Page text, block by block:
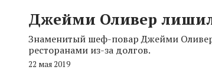
Джейми Оливер
Знаменитый шеф-повар Джейми
ресторанами из-за долгов.
22 мая 2019